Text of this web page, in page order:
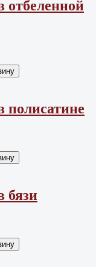
отбеленной
полисатине
бязи